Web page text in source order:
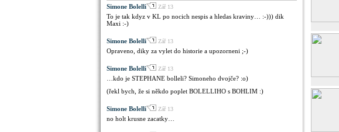
Simone Bolelli Zář 13
To je tak kdyz v KL po nocich nespis a hledas kraviny… :-))) dik
Maxi :-)
Simone Bolelli Zář 13
Opraveno, diky za vylet do historie a upozorneni ;-)
Simone Bolelli Zář 13
…kdo je STEPHANE bolleli? Simoneho dvojče? :o)
(řekl bych, že si někdo poplet BOLELLIHO s BOHLIM :)
Simone Bolelli Zář 13
no holt krusne zacatky…